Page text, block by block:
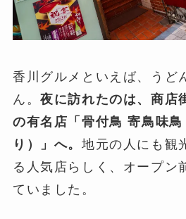
香川グルメといえば、うど
ん。夜に訪れたのは、商店
の有名店「骨付鳥 寄鳥味
り）」へ。 地元の人にも観
る人気店らしく、オープン
ていました。